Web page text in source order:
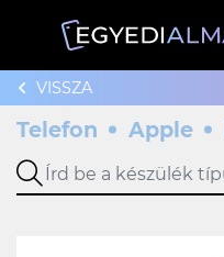
VISSZA
Telefon Apple